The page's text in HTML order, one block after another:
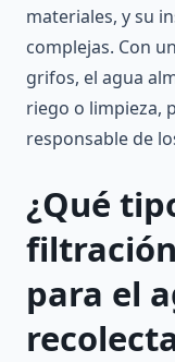
materiales, y su
complejas. Con
grifos, el agua
riego o limpieza,
responsable de
¿Qué
para el